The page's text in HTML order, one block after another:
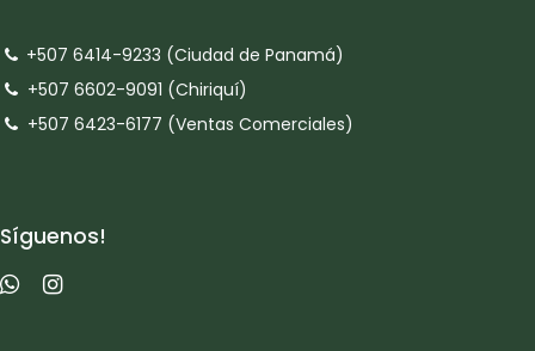
+507 6414-9233 (Ciudad de Panamá)
+507 6602-9091 (Chiriquí)
+507 6423-6177 (Ventas Comerciales)
Síguenos!